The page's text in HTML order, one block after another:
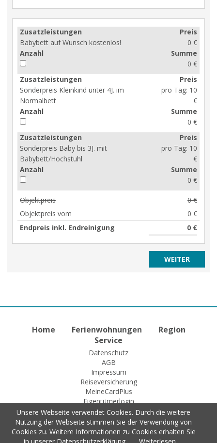
Zusatzleistungen
Babybett auf Wunsch kostenlos!
Preis
0 €
Anzahl
Summe
0 €
Zusatzleistungen
Sonderpreis Kleinkind unter 4J. im
Normalbett
Preis
pro Tag: 10
€
Anzahl
Summe
0 €
Zusatzleistungen
Sonderpreis Baby bis 3J. mit
Babybett/Hochstuhl
Preis
pro Tag: 10
€
Anzahl
Summe
0 €
Objektpreis
0 €
Objektpreis vom
0 €
Endpreis inkl. Endreinigung
0 €
Home Ferienwohnungen
Region
Service
Datenschutz
AGB
Impressum
Reiseversicherung
MeineCardPlus
Eigentümerlogin
© 2015 Fewo-Zentrale Willingen
Unsere Webseite verwendet Cookies. Durch die weitere
Nutzung der Webseite stimmen Sie der Verwendung von
Cookies zu. Weitere Informationen zu Cookies erhalten Sie